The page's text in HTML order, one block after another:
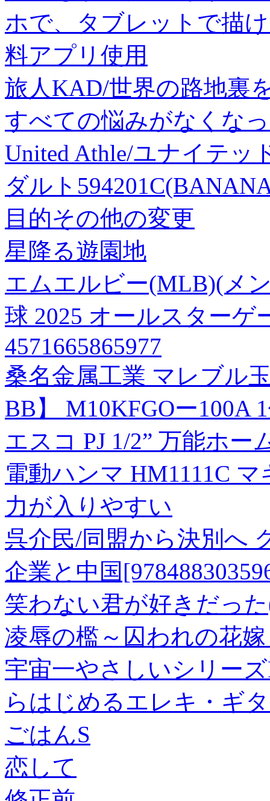
ホで、タブレットで描
料アプリ使用
旅人KAD/世界の路地裏
すべての悩みがなくな
United Athle/ユナイテッ
ダルト
目的その他の変更
星降る遊園地
エムエルビー(MLB)(メ
球 2025 オールスター
4571665865977
桑名金属工業 マレブル
BB】 M10KFGOー100A
エスコ PJ 1/2” 万能ホー
電動ハンマ HM1111C
力が入りやすい
呉介民/同盟から決別へ
企業と中国
笑わない君が好きだっ
凌辱の檻～囚われの花
宇宙一やさしいシリーズ
らはじめるエレキ・ギ
ごはんS
恋して